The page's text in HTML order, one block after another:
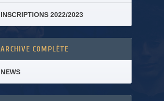
INSCRIPTIONS 2022/2023
ARCHIVE COMPLÈTE
NEWS